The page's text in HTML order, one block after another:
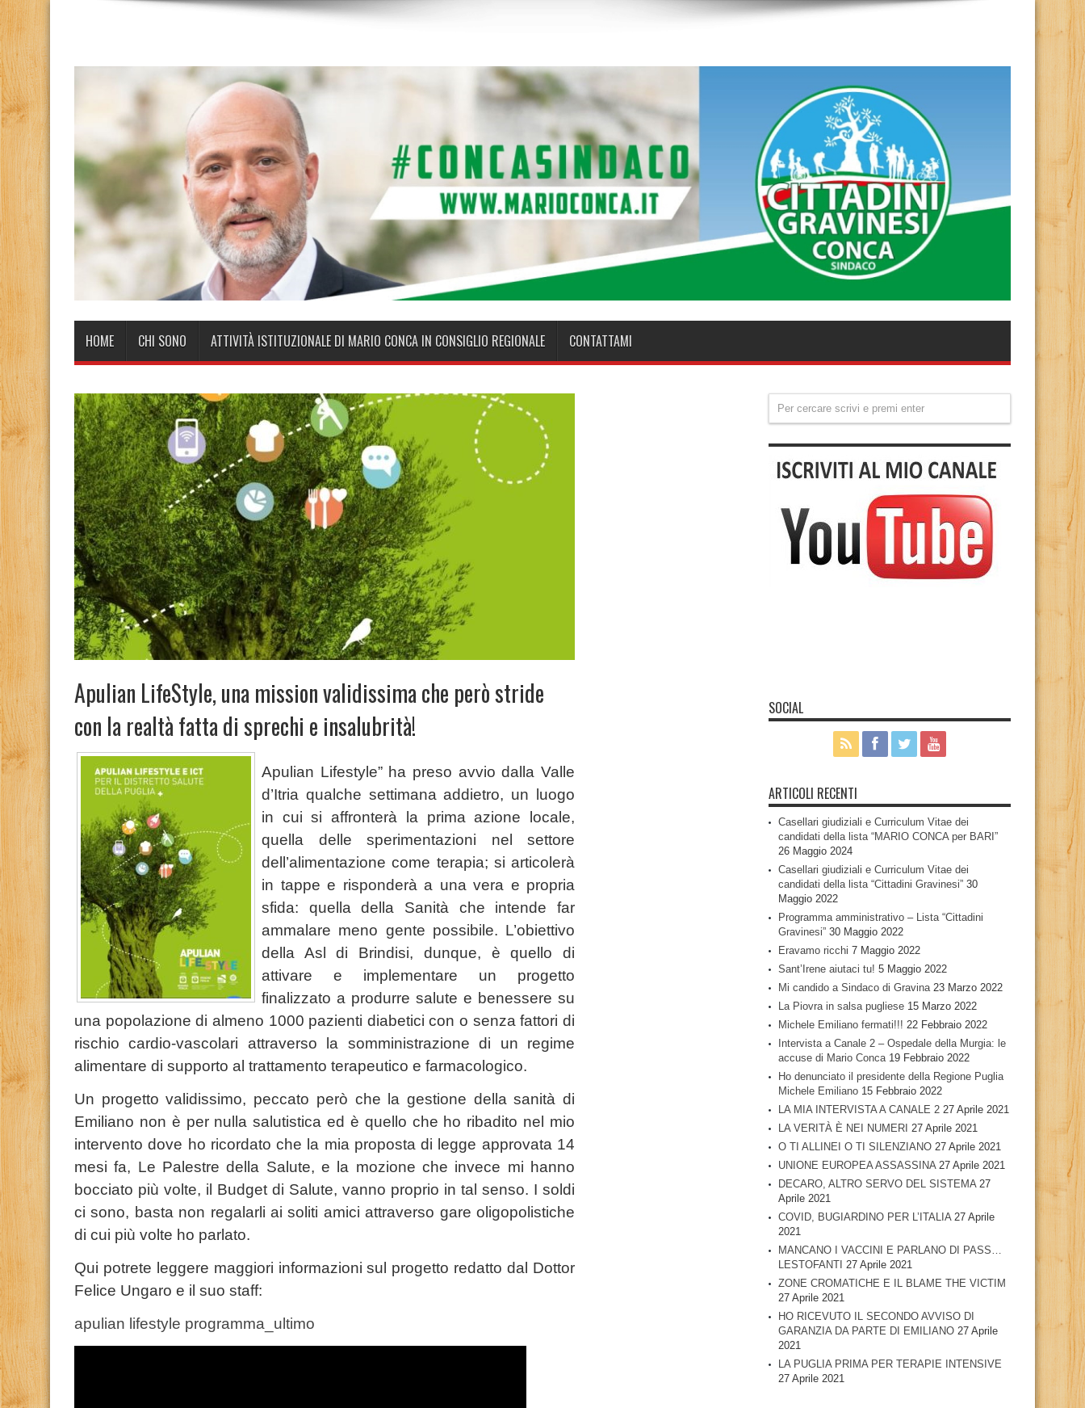
HOME CHI SONO ATTIVITÀ ISTITUZIONALE DI MARIO CONCA IN CONSIGLIO REGIONALE CONTATTAMI
Apulian LifeStyle, una mission validissima che però stride
con la realtà fatta di sprechi e insalubrità!
Apulian Lifestyle” ha preso avvio dalla Valle
d’Itria qualche settimana addietro, un luogo
in cui si affronterà la prima azione locale,
quella delle sperimentazioni nel settore
dell’alimentazione come terapia; si articolerà
in tappe e risponderà a una vera e propria
sfida: quella della Sanità che intende far
ammalare meno gente possibile. L’obiettivo
della Asl di Brindisi, dunque, è quello di
attivare e implementare un progetto
finalizzato a produrre salute e benessere su
una popolazione di almeno 1000 pazienti diabetici con o senza fattori di
rischio cardio-vascolari attraverso la somministrazione di un regime
alimentare di supporto al trattamento terapeutico e farmacologico.
Un progetto validissimo, peccato però che la gestione della sanità di
Emiliano non è per nulla salutistica ed è quello che ho ribadito nel mio
intervento dove ho ricordato che la mia proposta di legge approvata 14
mesi fa, Le Palestre della Salute, e la mozione che invece mi hanno
bocciato più volte, il Budget di Salute, vanno proprio in tal senso. I soldi
ci sono, basta non regalarli ai soliti amici attraverso gare oligopolistiche
di cui più volte ho parlato.
Qui potrete leggere maggiori informazioni sul progetto redatto dal Dottor
Felice Ungaro e il suo staff:
apulian lifestyle programma_ultimo
SOCIAL
ARTICOLI RECENTI
Casellari giudiziali e Curriculum Vitae dei
candidati della lista “MARIO CONCA per BARI”
26 Maggio 2024
Casellari giudiziali e Curriculum Vitae dei
candidati della lista “Cittadini Gravinesi” 30
Maggio 2022
Programma amministrativo – Lista “Cittadini
Gravinesi” 30 Maggio 2022
Eravamo ricchi 7 Maggio 2022
Sant’Irene aiutaci tu! 5 Maggio 2022
Mi candido a Sindaco di Gravina 23 Marzo 2022
La Piovra in salsa pugliese 15 Marzo 2022
Michele Emiliano fermati!!! 22 Febbraio 2022
Intervista a Canale 2 – Ospedale della Murgia: le
accuse di Mario Conca 19 Febbraio 2022
Ho denunciato il presidente della Regione Puglia
Michele Emiliano 15 Febbraio 2022
LA MIA INTERVISTA A CANALE 2 27 Aprile 2021
LA VERITÀ È NEI NUMERI 27 Aprile 2021
O TI ALLINEI O TI SILENZIANO 27 Aprile 2021
UNIONE EUROPEA ASSASSINA 27 Aprile 2021
DECARO, ALTRO SERVO DEL SISTEMA 27
Aprile 2021
COVID, BUGIARDINO PER L’ITALIA 27 Aprile
2021
MANCANO I VACCINI E PARLANO DI PASS…
LESTOFANTI 27 Aprile 2021
ZONE CROMATICHE E IL BLAME THE VICTIM
27 Aprile 2021
HO RICEVUTO IL SECONDO AVVISO DI
GARANZIA DA PARTE DI EMILIANO 27 Aprile
2021
LA PUGLIA PRIMA PER TERAPIE INTENSIVE
27 Aprile 2021